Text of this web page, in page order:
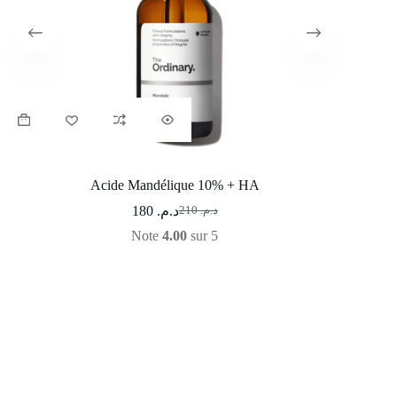
Acide Mandélique 10% + HA
د.م.210 د.م. 180
Note4.00 sur 5